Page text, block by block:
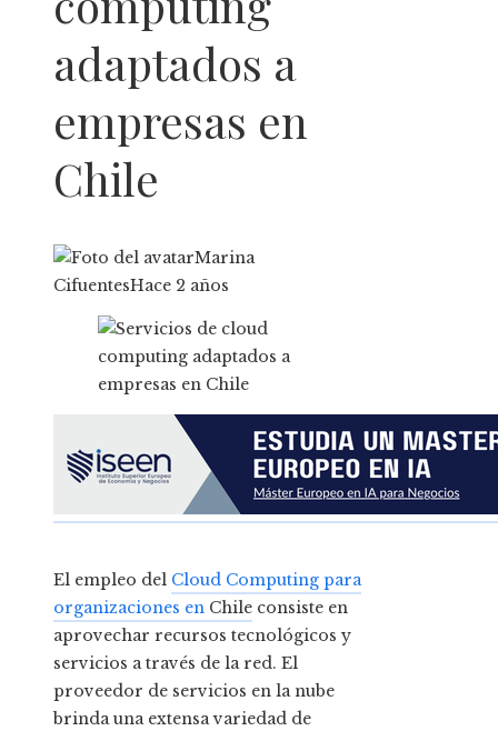
adaptados a
empresas en
Chile
Marina
CifuentesHace 2 años
El empleo del Cloud Computing para
organizaciones en Chile consiste en
aprovechar recursos tecnológicos y
servicios a través de la red. El
proveedor de servicios en la nube
brinda una extensa variedad de